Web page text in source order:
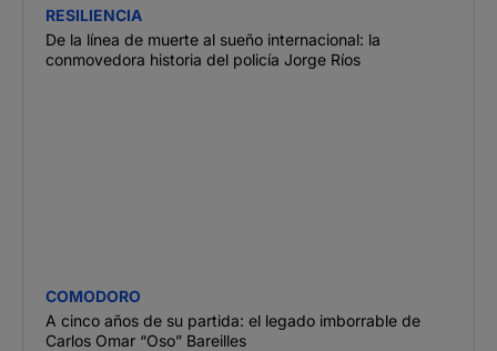
RESILIENCIA
De la línea de muerte al sueño internacional: la
conmovedora historia del policía Jorge Ríos
COMODORO
A cinco años de su partida: el legado imborrable de
Carlos Omar “Oso” Bareilles